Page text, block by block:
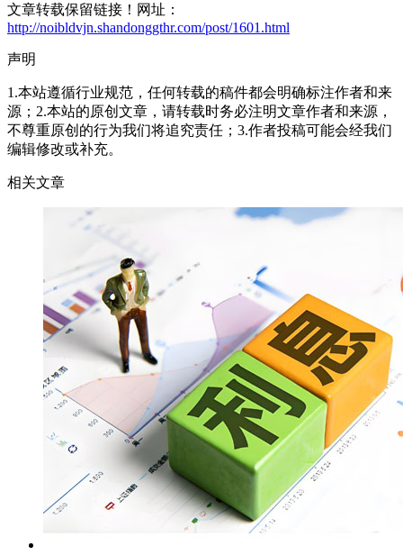
文章转载保留链接！网址：
http://noibldvjn.shandonggthr.com/post/1601.html
声明
1.本站遵循行业规范，任何转载的稿件都会明确标注作者和来
源；2.本站的原创文章，请转载时务必注明文章作者和来源，
不尊重原创的行为我们将追究责任；3.作者投稿可能会经我们
编辑修改或补充。
相关文章